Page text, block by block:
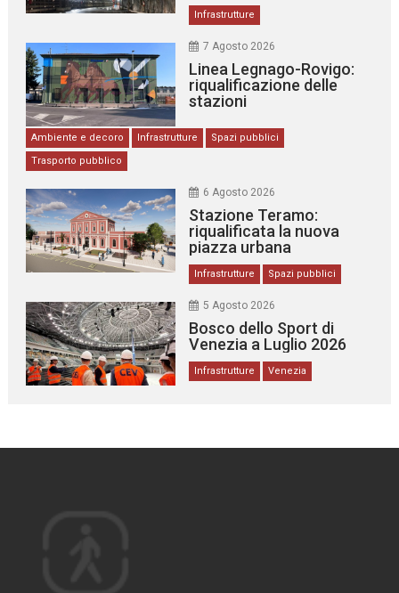
Infrastrutture
7 Agosto 2026
Linea Legnago-Rovigo:
riqualificazione delle
stazioni
Ambiente e decoro Infrastrutture
Spazi pubblici
Trasporto pubblico
6 Agosto 2026
Stazione Teramo:
riqualificata la nuova
piazza urbana
Infrastrutture Spazi pubblici
5 Agosto 2026
Bosco dello Sport di
Venezia a Luglio 2026
Infrastrutture Venezia